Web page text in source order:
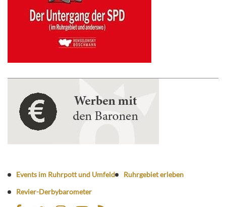
Events im Ruhrpott und Umfeld
Ruhrgebiet erleben
Revier-Derbybarometer